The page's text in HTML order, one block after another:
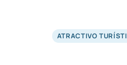
ATRACTIVO